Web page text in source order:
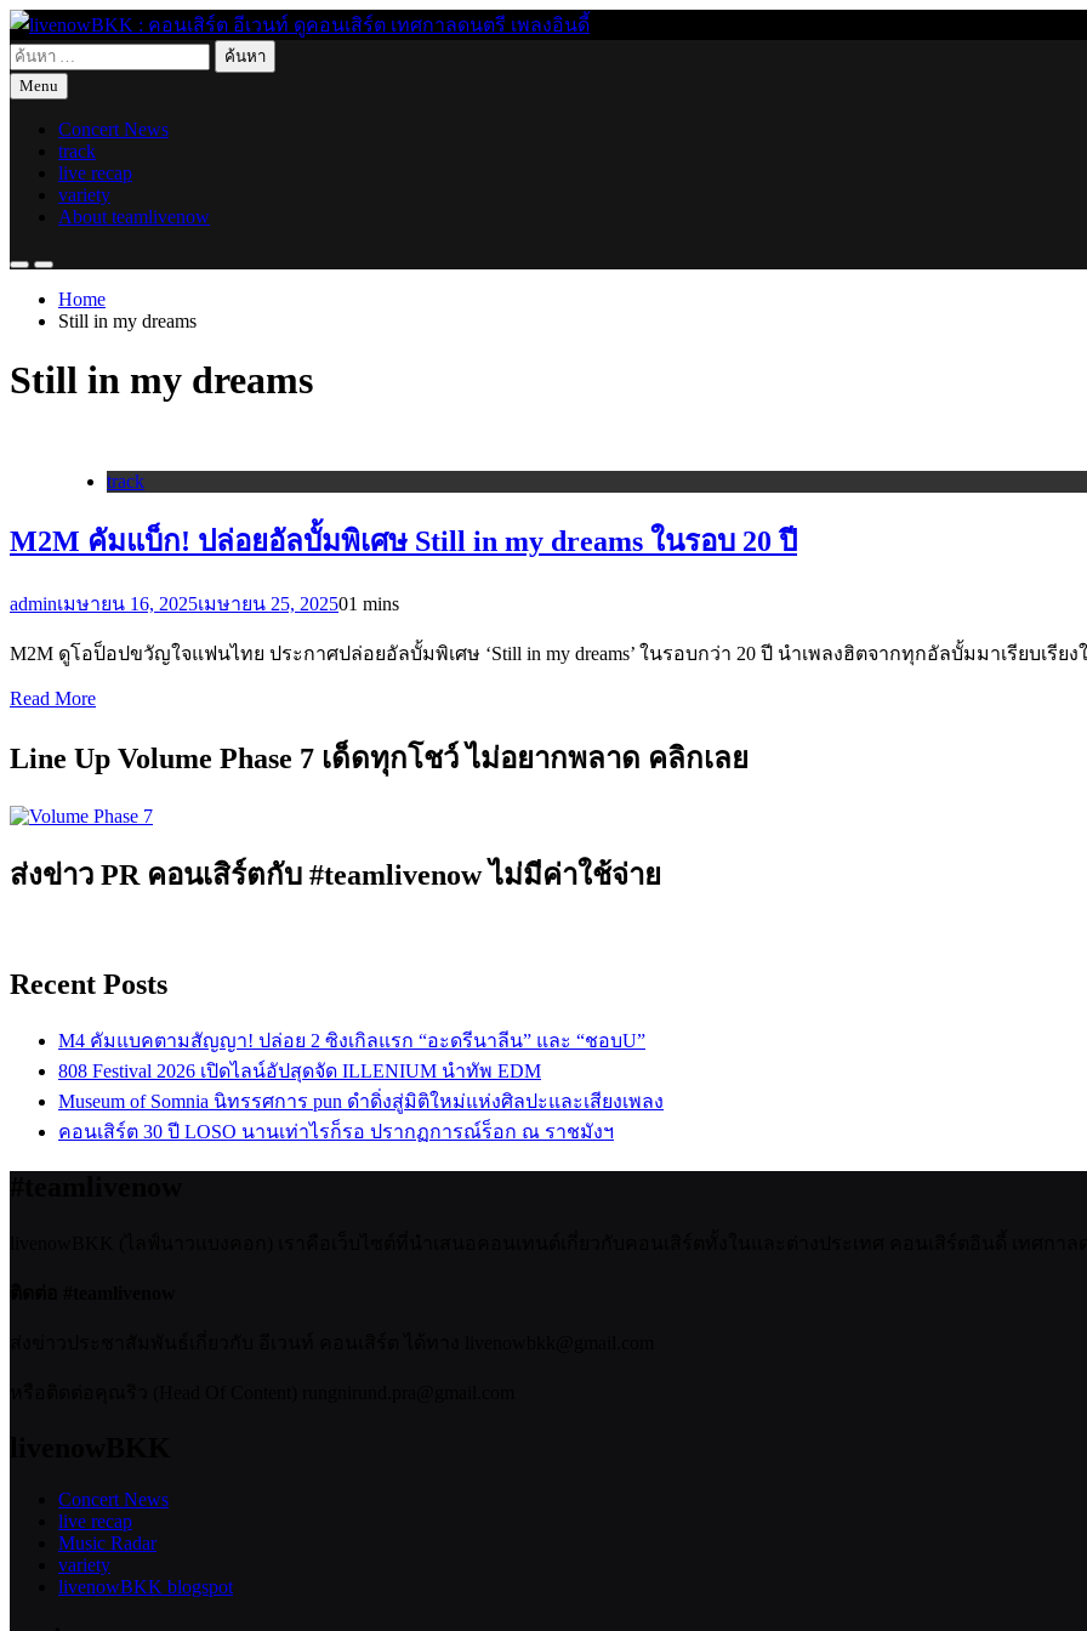
Skip
to
content
livenowBKK : คอนเสิร์ต อีเวนท์ ดูคอนเสิร์ต เทศกาลดนตรี เพลงอินดี้
live for today
ค้นหา
สำหรับ:
Menu
Concert News
track
live recap
variety
About teamlivenow
Home
Still in my dreams
Still in my dreams
track
M2M คัมแบ็ก! ปล่อยอัลบั้มพิเศษ Still in my dreams ในรอบ 20 ปี
adminเมษายน 16, 2025เมษายน 25, 202501 mins
M2M ดูโอป็อปขวัญใจแฟนไทย ประกาศปล่อยอัลบั้มพิเศษ ‘Still in my dreams’ ในรอบกว่า 20 ปี นำเพลงฮิตจากทุกอัลบั้มมาเรียบเรียง
Read More
Line Up Volume Phase 7 เด็ดทุกโชว์ ไม่อยากพลาด คลิกเลย
ส่งข่าว PR คอนเสิร์ตกับ #teamlivenow ไม่มีค่าใช้จ่าย
Recent Posts
M4 คัมแบคตามสัญญา! ปล่อย 2 ซิงเกิลแรก “อะดรีนาลีน” และ “ชอบU”
808 Festival 2026 เปิดไลน์อัปสุดจัด ILLENIUM นำทัพ EDM
Museum of Somnia นิทรรศการ pun ดำดิ่งสู่มิติใหม่แห่งศิลปะและเสียงเพลง
คอนเสิร์ต 30 ปี LOSO นานเท่าไรก็รอ ปรากฏการณ์ร็อก ณ ราชมังฯ
Concert News
live recap
Music Radar
variety
livenowBKK blogspot